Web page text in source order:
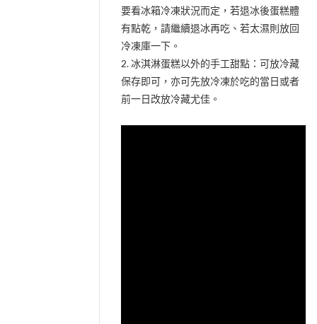
要看冰箱冷凍狀況而定，若退冰後蛋糕體
有點乾，請繼續退冰再吃、若太濕則放回
冷凍庫一下。
2. 冰淇淋蛋糕以外的手工甜點：可放冷藏
保存即可，亦可先放冷凍於吃的當日或者
前一日改放冷藏尤佳。